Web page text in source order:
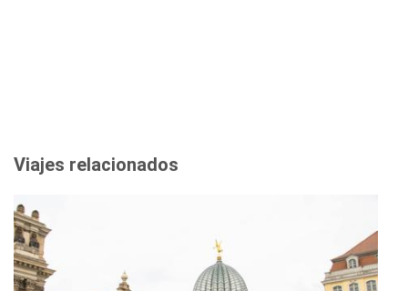
Viajes relacionados